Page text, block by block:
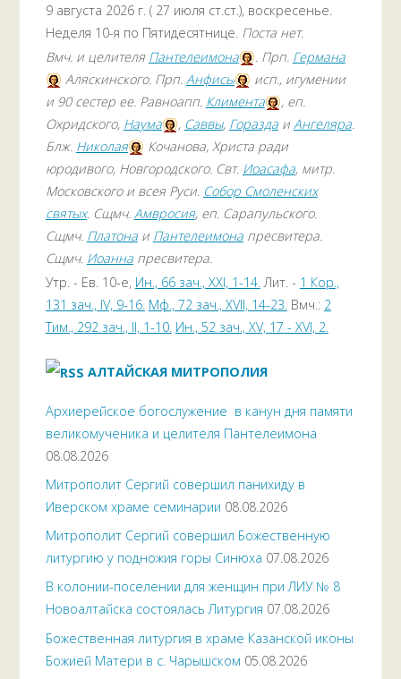
9 августа 2026 г. ( 27 июля ст.ст.), воскресенье.
Неделя 10-я по Пятидесятнице. Поста нет.
Вмч. и целителя Пантелеимона . Прп. Германа
Аляскинского. Прп. Анфисы
исп., игумении
и 90 сестер ее. Равноапп. Климента
, еп.
Охридского, Наума , Саввы, Гораздаи Ангеляра.
Блж. Николая
Кочанова, Христа ради
юродивого, Новгородского. Свт. Иоасафа, митр.
Московского и всея Руси. Собор Смоленских
святых. Сщмч. Амвросия, еп. Сарапульского.
Сщмч. Платонаи Пантелеимонапресвитера.
Сщмч. Иоаннапресвитера.
Утр. - Ев. 10-е, Ин., 66 зач., XXI, 1-14.Лит. - 1 Кор.,
131 зач., IV, 9-16. Мф., 72 зач., XVII, 14-23.Вмч.: 2
Тим., 292 зач., II, 1-10. Ин., 52 зач., XV, 17 - XVI, 2.
АЛТАЙСКАЯ МИТРОПОЛИЯ
Архиерейское богослужение в канун дня памяти
великомученика и целителя Пантелеимона
08.08.2026
Митрополит Сергий совершил панихиду в
Иверском храме семинарии 08.08.2026
Митрополит Сергий совершил Божественную
литургию у подножия горы Синюха 07.08.2026
В колонии-поселении для женщин при ЛИУ № 8
Новоалтайска состоялась Литургия 07.08.2026
Божественная литургия в храме Казанской иконы
Божией Матери в с. Чарышском 05.08.2026